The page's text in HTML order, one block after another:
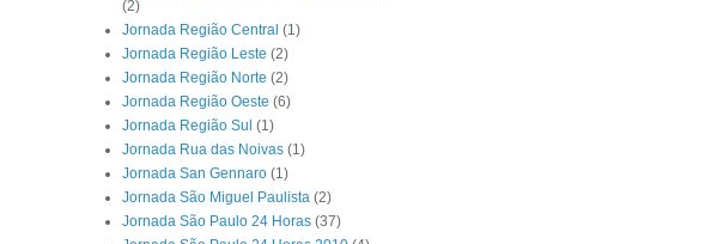
(2)
Jornada Região Central (1)
Jornada Região Leste (2)
Jornada Região Norte (2)
Jornada Região Oeste (6)
Jornada Região Sul (1)
Jornada Rua das Noivas (1)
Jornada San Gennaro (1)
Jornada São Miguel Paulista (2)
Jornada São Paulo 24 Horas (37)